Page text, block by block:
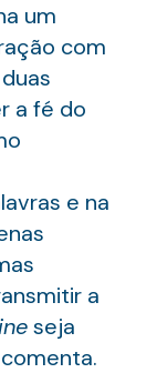
um
com
a fé do
e na
a
seja